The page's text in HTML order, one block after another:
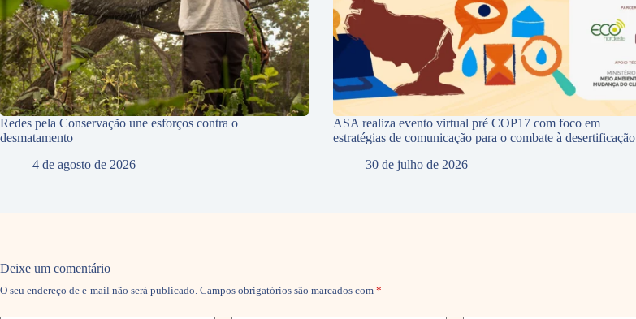
Redes pela Conservação une esforços contra o
desmatamento
4 de agosto de 2026
ASA realiza evento virtual pré COP17 com foco em
estratégias de comunicação para o combate à desertificação
30 de julho de 2026
Deixe um comentário
O seu endereço de e-mail não será publicado. Campos obrigatórios são marcados com *